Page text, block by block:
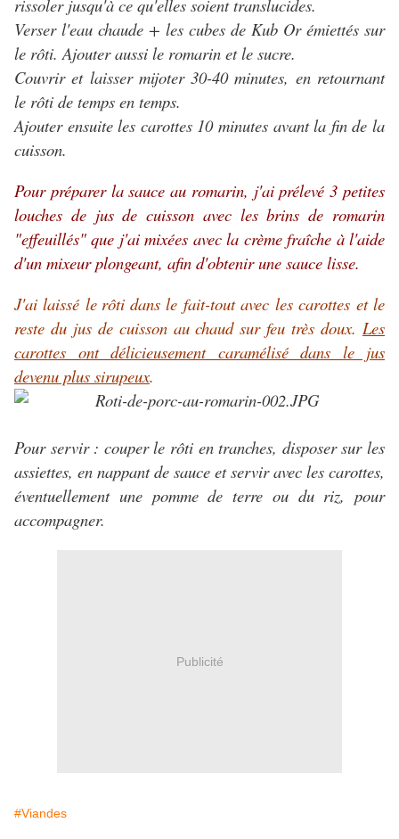
rissoler jusqu'à ce qu'elles soient translucides.
Verser l'eau chaude + les cubes de Kub Or émiettés sur
le rôti. Ajouter aussi le romarin et le sucre.
Couvrir et laisser mijoter 30-40 minutes, en retournant
le rôti de temps en temps.
Ajouter ensuite les carottes 10 minutes avant la fin de la
cuisson.
Pour préparer la sauce au romarin, j'ai prélevé 3 petites
louches de jus de cuisson avec les brins de romarin
"effeuillés" que j'ai mixées avec la crème fraîche à l'aide
d'un mixeur plongeant, afin d'obtenir une sauce lisse.
J'ai laissé le rôti dans le fait-tout avec les carottes et le
reste du jus de cuisson au chaud sur feu très doux. Les
carottes ont délicieusement caramélisé dans le jus
devenu plus sirupeux.
Pour servir : couper le rôti en tranches, disposer sur les
assiettes, en nappant de sauce et servir avec les carottes,
éventuellement une pomme de terre ou du riz, pour
accompagner.
Publicité
#Viandes